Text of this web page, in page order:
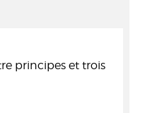
principes et trois